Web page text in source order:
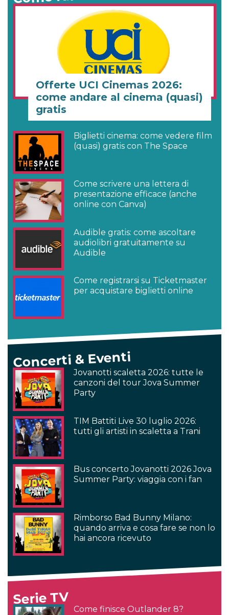
Offerte UCI Cinemas 2026:
come andare al cinema (quasi)
gratis
Biglietti cinema: come vedere film
(quasi) gratis con The Space
Come scrivere una lettera di
presentazione efficace (anche
online con Canva)
Audible gratis: come ascoltare
audiolibri gratuitamente su
Audible
Come registrarsi su Ticketmaster
per acquistare biglietti online
Concerti & Eventi
Jovanotti scaletta 2026: tutte le
canzoni del tour Jova Summer
Party
TIM Battiti Live 30 luglio 2026:
tutti gli artisti in scaletta a Trani
Bus concerto Jovanotti 2026 Jova
Summer Party: viaggia con i fan
Rimborso Bad Bunny Milano:
quando arriva e cosa fare se non lo
hai ancora ricevuto
Serie TV
Come finisce Outlander 8?